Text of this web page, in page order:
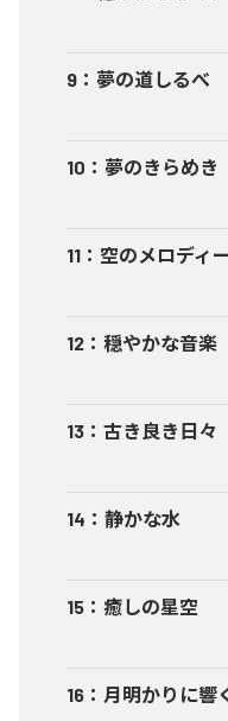
9 ： 夢の道しるべ
10 ： 夢のきらめき
11 ： 空のメロディー
12 ： 穏やかな音楽
13 ： 古き良き日々
14 ： 静かな水
15 ： 癒しの星空
16 ： 月明かりに響